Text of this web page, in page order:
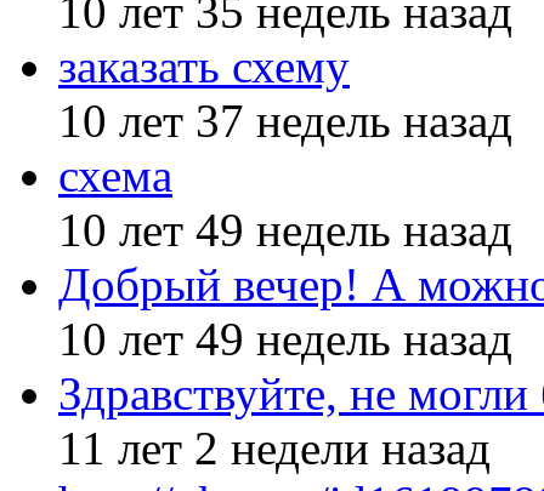
10 лет 35 недель назад
заказать схему
10 лет 37 недель назад
схема
10 лет 49 недель назад
Добрый вечер! А
10 лет 49 недель назад
Здравствуйте, не
11 лет 2 недели назад